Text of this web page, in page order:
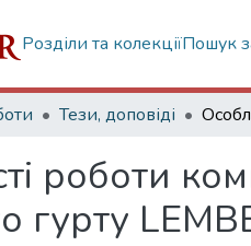
Розділи та колекціїПошук
Тези, доповіді
роботи
гурту